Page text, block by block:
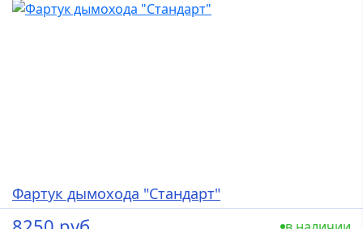
Фартук дымохода "Стандарт"